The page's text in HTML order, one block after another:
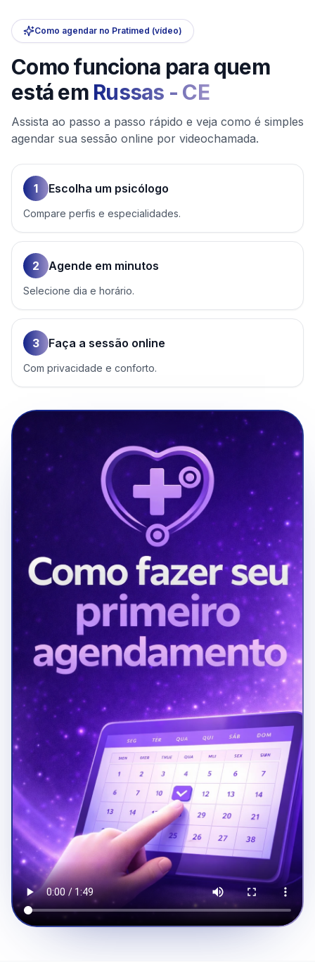
Como agendar no Pratimed (vídeo)
Como funciona para quem
está em Russas - CE
Assista ao passo a passo rápido e veja como é simples
agendar sua sessão online por videochamada.
1 Escolha um psicólogo
Compare perfis e especialidades.
2 Agende em minutos
Selecione dia e horário.
3 Faça a sessão online
Com privacidade e conforto.